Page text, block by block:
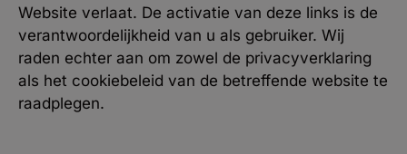
Website verlaat. De activatie van deze links is de
verantwoordelijkheid van u als gebruiker. Wij
raden echter aan om zowel de privacyverklaring
als het cookiebeleid van de betreffende website te
raadplegen.